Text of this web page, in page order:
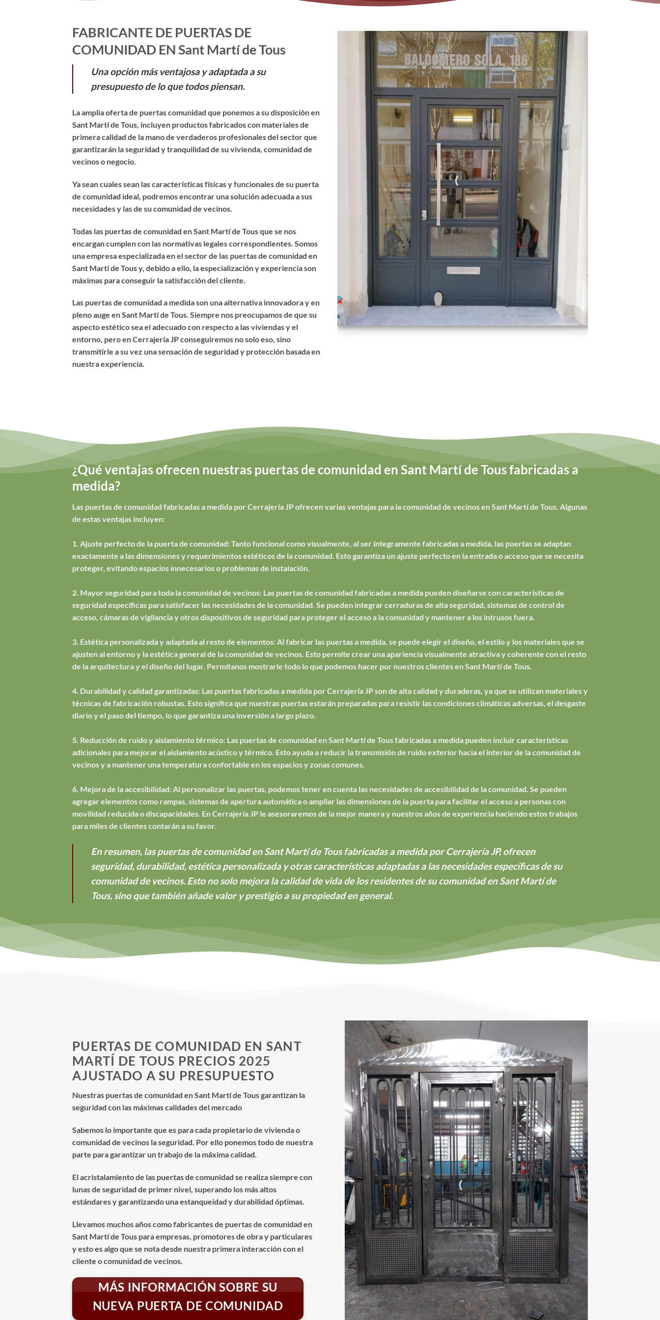
FABRICANTE DE PUERTAS DE
COMUNIDAD EN Sant Martí de Tous
Una opción más ventajosa y adaptada a su
presupuesto de lo que todos piensan.
La amplia oferta de puertas comunidad que ponemos a su disposición en
Sant Martí de Tous, incluyen productos fabricados con materiales de
primera calidad de la mano de verdaderos profesionales del sector que
garantizarán la seguridad y tranquilidad de su vivienda, comunidad de
vecinos o negocio.
Ya sean cuales sean las características físicas y funcionales de su puerta
de comunidad ideal, podremos encontrar una solución adecuada a sus
necesidades y las de su comunidad de vecinos.
Todas las puertas de comunidad en Sant Martí de Tous que se nos
encargan cumplen con las normativas legales correspondientes. Somos
una empresa especializada en el sector de las puertas de comunidad en
Sant Martí de Tous y, debido a ello, la especialización y experiencia son
máximas para conseguir la satisfacción del cliente.
Las puertas de comunidad a medida son una alternativa innovadora y en
pleno auge en Sant Martí de Tous. Siempre nos preocupamos de que su
aspecto estético sea el adecuado con respecto a las viviendas y el
entorno, pero en Cerrajería JP conseguiremos no solo eso, sino
transmitirle a su vez una sensación de seguridad y protección basada en
nuestra experiencia.
¿Qué ventajas ofrecen nuestras puertas de comunidad en Sant Martí de Tous fabricadas a
medida?
Las puertas de comunidad fabricadas a medida por Cerrajería JP ofrecen varias ventajas para la comunidad de vecinos en Sant Martí de Tous. Algunas
de estas ventajas incluyen:
1. Ajuste perfecto de la puerta de comunidad: Tanto funcional como visualmente, al ser íntegramente fabricadas a medida, las puertas se adaptan
exactamente a las dimensiones y requerimientos estéticos de la comunidad. Esto garantiza un ajuste perfecto en la entrada o acceso que se necesita
proteger, evitando espacios innecesarios o problemas de instalación.
2. Mayor seguridad para toda la comunidad de vecinos: Las puertas de comunidad fabricadas a medida pueden diseñarse con características de
seguridad específicas para satisfacer las necesidades de la comunidad. Se pueden integrar cerraduras de alta seguridad, sistemas de control de
acceso, cámaras de vigilancia y otros dispositivos de seguridad para proteger el acceso a la comunidad y mantener a los intrusos fuera.
3. Estética personalizada y adaptada al resto de elementos: Al fabricar las puertas a medida, se puede elegir el diseño, el estilo y los materiales que se
ajusten al entorno y la estética general de la comunidad de vecinos. Esto permite crear una apariencia visualmente atractiva y coherente con el resto
de la arquitectura y el diseño del lugar. Permítanos mostrarle todo lo que podemos hacer por nuestros clientes en Sant Martí de Tous.
4. Durabilidad y calidad garantizadas: Las puertas fabricadas a medida por Cerrajería JP son de alta calidad y duraderas, ya que se utilizan materiales y
técnicas de fabricación robustas. Esto significa que nuestras puertas estarán preparadas para resistir las condiciones climáticas adversas, el desgaste
diario y el paso del tiempo, lo que garantiza una inversión a largo plazo.
5. Reducción de ruido y aislamiento térmico: Las puertas de comunidad en Sant Martí de Tous fabricadas a medida pueden incluir características
adicionales para mejorar el aislamiento acústico y térmico. Esto ayuda a reducir la transmisión de ruido exterior hacia el interior de la comunidad de
vecinos y a mantener una temperatura confortable en los espacios y zonas comunes.
6. Mejora de la accesibilidad: Al personalizar las puertas, podemos tener en cuenta las necesidades de accesibilidad de la comunidad. Se pueden
agregar elementos como rampas, sistemas de apertura automática o ampliar las dimensiones de la puerta para facilitar el acceso a personas con
movilidad reducida o discapacidades. En Cerrajería JP le asesoraremos de la mejor manera y nuestros años de experiencia haciendo estos trabajos
para miles de clientes contarán a su favor.
En resumen, las puertas de comunidad en Sant Martí de Tous fabricadas a medida por Cerrajería JP, ofrecen
seguridad, durabilidad, estética personalizada y otras características adaptadas a las necesidades específicas de su
comunidad de vecinos. Esto no solo mejora la calidad de vida de los residentes de su comunidad en Sant Martí de
Tous, sino que también añade valor y prestigio a su propiedad en general.
PUERTAS DE COMUNIDAD EN SANT
MARTÍ DE TOUS PRECIOS 2025
AJUSTADO A SU PRESUPUESTO
Nuestras puertas de comunidad en Sant Martí de Tous garantizan la
seguridad con las máximas calidades del mercado
Sabemos lo importante que es para cada propietario de vivienda o
comunidad de vecinos la seguridad. Por ello ponemos todo de nuestra
parte para garantizar un trabajo de la máxima calidad.
El acristalamiento de las puertas de comunidad se realiza siempre con
lunas de seguridad de primer nivel, superando los más altos
estándares y garantizando una estanqueidad y durabilidad óptimas.
Llevamos muchos años como fabricantes de puertas de comunidad en
Sant Martí de Tous para empresas, promotores de obra y particulares
y esto es algo que se nota desde nuestra primera interacción con el
cliente o comunidad de vecinos.
MÁS INFORMACIÓN SOBRE SU
NUEVA PUERTA DE COMUNIDAD